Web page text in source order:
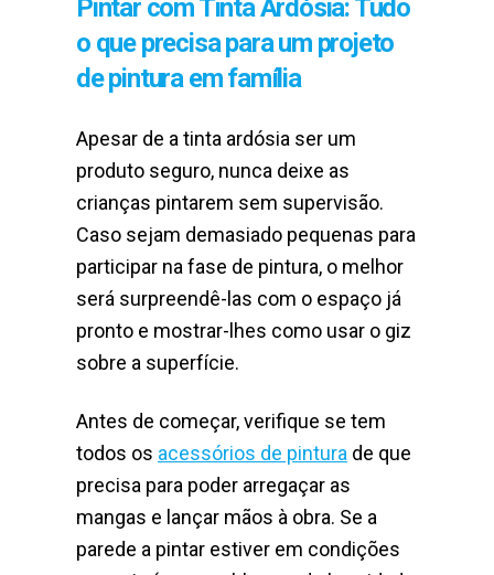
Pintar com Tinta Ardósia: Tudo
o que precisa para um projeto
de pintura em família
Apesar de a tinta ardósia ser um
produto seguro, nunca deixe as
crianças pintarem sem supervisão.
Caso sejam demasiado pequenas para
participar na fase de pintura, o melhor
será surpreendê-las com o espaço já
pronto e mostrar-lhes como usar o giz
sobre a superfície.
Antes de começar, verifique se tem
todos os acessórios de pintura de que
precisa para poder arregaçar as
mangas e lançar mãos à obra. Se a
parede a pintar estiver em condições